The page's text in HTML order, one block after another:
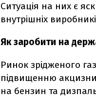
Ситуація на них є
внутрішніх
Як заробити на
Ринок зрідженого
підвищенню
на бензин та